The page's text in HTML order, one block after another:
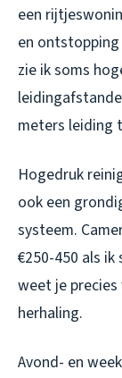
een
en
zie ik soms
meters leiding
Hogedruk
ook een
systeem.
€250-450 als
weet je
herhaling.
Avond- en